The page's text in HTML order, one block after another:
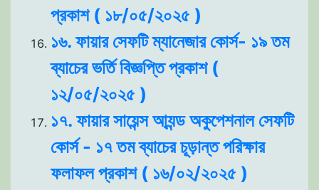
প্রকাশ ( ১৮/০৫/২০২৫ )
১৬. ফায়ার সেফটি ম্যানেজার কোর্স- ১৯ তম
ব্যাচের ভর্তি বিজ্ঞপ্তি প্রকাশ (
১২/০৫/২০২৫ )
১৭. ফায়ার সায়েন্স আ্যন্ড অকুপেশনাল সেফটি
কোর্স - ১৭ তম ব্যাচের চূড়ান্ত পরিক্ষার
ফলাফল প্রকাশ ( ১৬/০২/২০২৫ )